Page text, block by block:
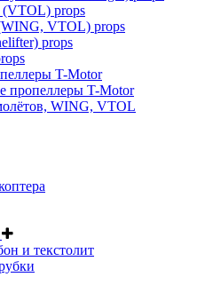
props
VTOL) props
props
T-Motor
пропеллеры T-Motor
WING, VTOL
и текстолит